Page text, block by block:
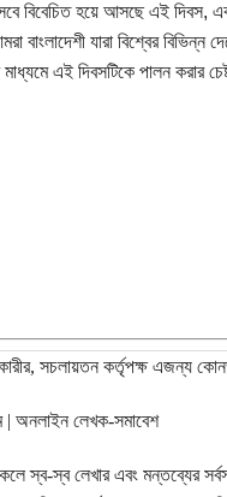
বিবেচিত হয়ে আসছে এই দিবস,
বাংলাদেশী যারা বিশ্বের বিভিন্ন
এই দিবসটিকে পালন করার
সচলায়তন কর্তৃপক্ষ এজন্য
অনলাইন লেখক-সমাবেশ
স্ব-স্ব লেখার এবং মন্তব্যের